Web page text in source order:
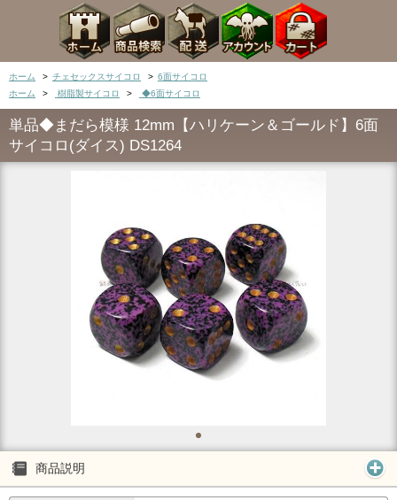
ホーム > チェセックスサイコロ > 6面サイコロ
ホーム
> 樹脂製サイコロ > ◆6面サイコロ
単品◆まだら模様 12mm【ハリケーン＆ゴールド】6面
サイコロ(ダイス) DS1264
商品説明